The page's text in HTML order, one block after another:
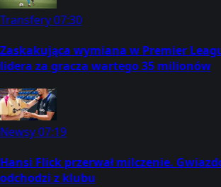
Transfery07:30
Zaskakująca wymiana w Premier
lidera za gracza wartego 35 milionów
Newsy07:19
Hansi Flick przerwał milczenie.
odchodzi z klubu